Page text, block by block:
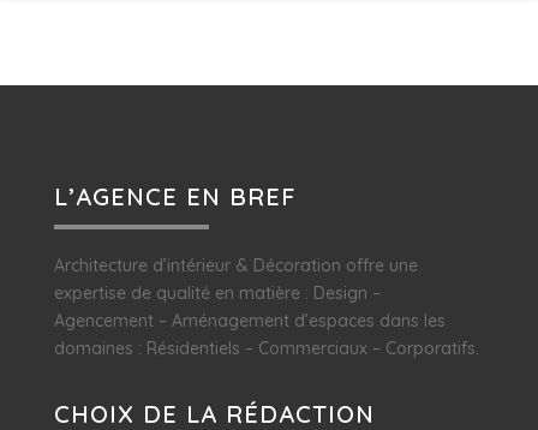
L’AGENCE EN BREF
Architecture d’intérieur & Décoration offre une
expertise de qualité en matière : Design –
Agencement – Aménagement d’espaces dans les
domaines : Résidentiels – Commerciaux – Corporatifs.
CHOIX DE LA RÉDACTION